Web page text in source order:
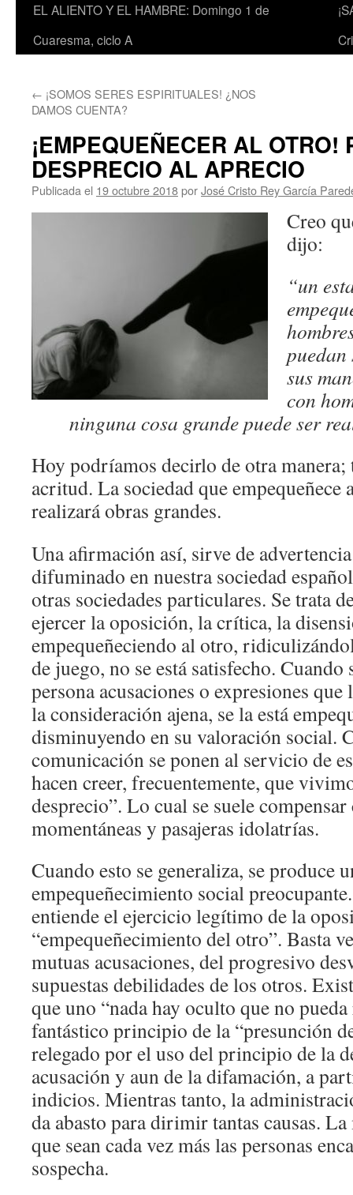
EL ALIENTO Y EL HAMBRE: Domingo 1 de
Cuaresma, ciclo A
← ¡SOMOS SERES ESPIRITUALES! ¿NOS
DAMOS CUENTA?
¡EMPEQUEÑECER AL OTRO!
DESPRECIO AL APRECIO
Publicada el 19 octubre 2018porJosé Cristo Rey García
Creo
dijo:
“un
puedan
sus
con
ninguna cosa grande puede ser
Hoy podríamos decirlo de otra manera;
acritud. La sociedad que empequeñece
realizará obras grandes.
Una afirmación así, sirve de
difuminado en nuestra sociedad
otras sociedades particulares. Se trata
ejercer la oposición, la crítica, la
empequeñeciendo al otro,
de juego, no se está satisfecho.
persona acusaciones o expresiones que
la consideración ajena, se la está
disminuyendo en su valoración social.
comunicación se ponen al servicio de
hacen creer, frecuentemente, que
desprecio”. Lo cual se suele compensar
momentáneas y pasajeras idolatrías.
Cuando esto se generaliza, se produce
empequeñecimiento social
entiende el ejercicio legítimo de la
“empequeñecimiento del otro”. Basta
mutuas acusaciones, del progresivo
supuestas debilidades de los otros.
que uno “nada hay oculto que no
fantástico principio de la “presunción
relegado por el uso del principio de la
acusación y aun de la difamación, a
indicios. Mientras tanto, la
da abasto para dirimir tantas causas.
que sean cada vez más las personas
sospecha.